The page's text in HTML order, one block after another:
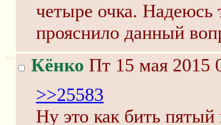
четыре очка. Надеюсь
прояснило данный
>> Кёнко Пт 15 мая 2015
>>25583
Ну это как бить